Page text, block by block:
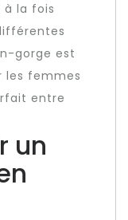
la fois
gorge est
les femmes
entre
un